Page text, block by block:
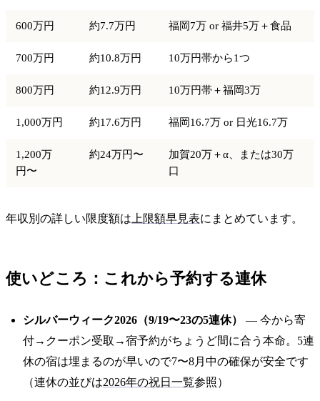
600万円 約7.7万円 福岡7万 or 福井5万＋食品
700万円 約10.8万円 10万円帯から1つ
800万円 約12.9万円 10万円帯＋福岡3万
1,000万円 約17.6万円 福岡16.7万 or 日光16.7万
1,200万
円〜
約24万円〜
加賀20万＋α、または30万
口
年収別の詳しい限度額は 上限額早見表にまとめています。
使いどころ：これから予約する連休
シルバーウィーク2026（9/19〜23の5連休）
— 今から寄
付→クーポン受取→宿予約がちょうど間に合う本命。5連
休の宿は埋まるのが早いので7〜8月中の確保が安全です
（連休の並びは2026年の祝日一覧参照）